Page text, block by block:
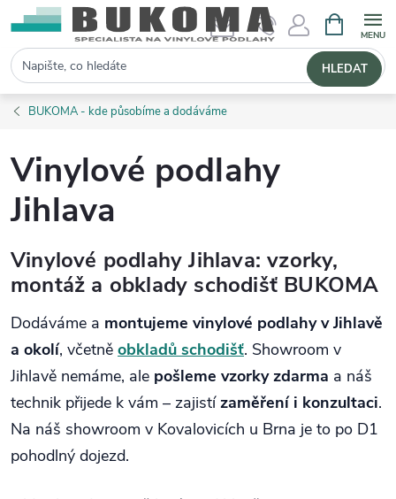
Hledat HLEDAT
BUKOMA - kde působíme a dodáváme
Vinylové podlahy
Jihlava
Vinylové podlahy Jihlava: vzorky,
montáž a obklady schodišť BUKOMA
Dodáváme a montujeme vinylové podlahy v Jihlavě
a okolí, včetně obkladů schodišť. Showroom v
Jihlavě nemáme, ale pošleme vzorky zdarma a náš
technik přijede k vám – zajistízaměření i konzultaci.
Na náš showroom v Kovalovicích u Brna je to po D1
pohodlný dojezd.